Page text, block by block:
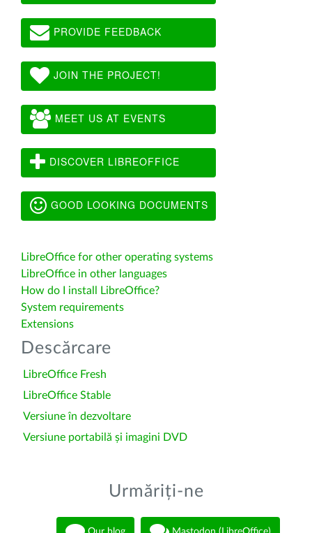
PROVIDE FEEDBACK
JOIN THE PROJECT!
MEET US AT EVENTS
DISCOVER LIBREOFFICE
GOOD LOOKING DOCUMENTS
LibreOffice for other operating systems
LibreOffice in other languages
How do I install LibreOffice?
System requirements
Extensions
Descărcare
LibreOffice Fresh
LibreOffice Stable
Versiune în dezvoltare
Versiune portabilă și imagini DVD
Urmăriți-ne